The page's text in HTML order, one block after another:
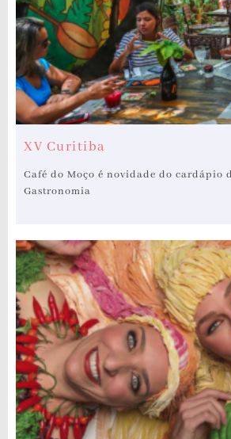
XV Curitiba
Café do Moço é novidade do cardápio
Gastronomia